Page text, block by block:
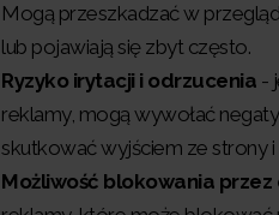
Mogą przeszkadzać w
lub pojawiają się zbyt często.
Ryzyko irytacji i odrzucenia -
reklamy, mogą wywołać
skutkować wyjściem ze strony
Możliwość blokowania